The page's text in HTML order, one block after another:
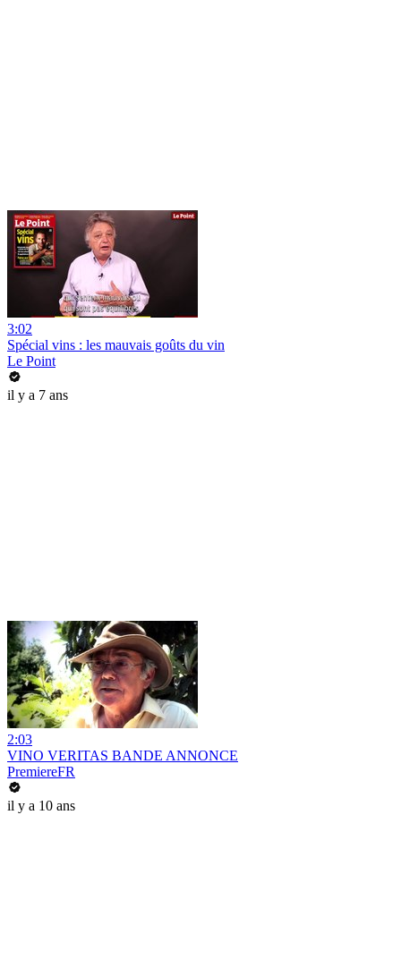
3:02
Spécial vins : les mauvais goûts du vin
Le Point
il y a 7 ans
2:03
VINO VERITAS BANDE ANNONCE
PremiereFR
il y a 10 ans